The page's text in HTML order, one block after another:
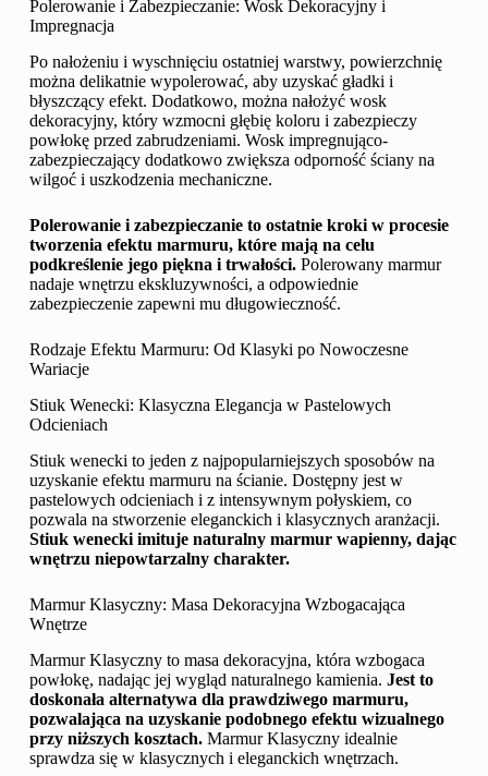
Polerowanie i Zabezpieczanie: Wosk Dekoracyjny i
Impregnacja
Po nałożeniu i wyschnięciu ostatniej warstwy, powierzchnię
można delikatnie wypolerować, aby uzyskać gładki i
błyszczący efekt. Dodatkowo, można nałożyć wosk
dekoracyjny, który wzmocni głębię koloru i zabezpieczy
powłokę przed zabrudzeniami. Wosk impregnująco-
zabezpieczający dodatkowo zwiększa odporność ściany na
wilgoć i uszkodzenia mechaniczne.
Polerowanie i zabezpieczanie to ostatnie kroki w procesie
tworzenia efektu marmuru, które mają na celu
podkreślenie jego piękna i trwałości.Polerowany marmur
nadaje wnętrzu ekskluzywności, a odpowiednie
zabezpieczenie zapewni mu długowieczność.
Rodzaje Efektu Marmuru: Od Klasyki po Nowoczesne
Wariacje
Stiuk Wenecki: Klasyczna Elegancja w Pastelowych
Odcieniach
Stiuk wenecki to jeden z najpopularniejszych sposobów na
uzyskanie efektu marmuru na ścianie. Dostępny jest w
pastelowych odcieniach i z intensywnym połyskiem, co
pozwala na stworzenie eleganckich i klasycznych aranżacji.
Stiuk wenecki imituje naturalny marmur wapienny, dając
wnętrzu niepowtarzalny charakter.
Marmur Klasyczny: Masa Dekoracyjna Wzbogacająca
Wnętrze
Marmur Klasyczny to masa dekoracyjna, która wzbogaca
powłokę, nadając jej wygląd naturalnego kamienia. Jest to
doskonała alternatywa dla prawdziwego marmuru,
pozwalająca na uzyskanie podobnego efektu wizualnego
przy niższych kosztach.Marmur Klasyczny idealnie
sprawdza się w klasycznych i eleganckich wnętrzach.